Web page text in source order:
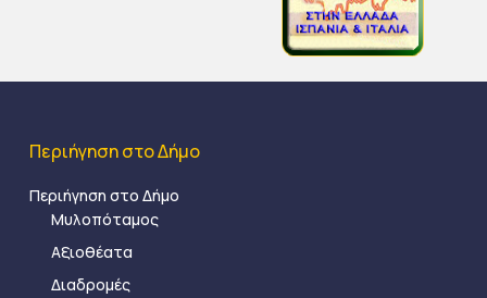
Περιήγηση στο Δήμο
Περιήγηση στο Δήμο
Μυλοπόταμος
Αξιοθέατα
Διαδρομές